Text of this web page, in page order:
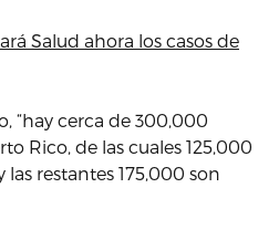
Salud ahora los casos de
“hay cerca de 300,000
Rico, de las cuales 125,000
las restantes 175,000 son